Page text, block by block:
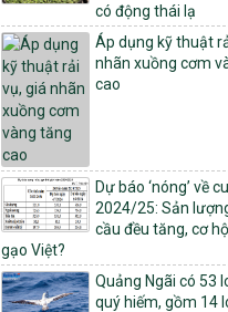
Thông tư Số 23/2026/TT-
Thông tư Hướng dẫn thực
nội dung Chương trình mục
xây dựng nông thôn mới,
bền vững và phát triển kinh
vùng đồng bào dân tộc thiểu
núi giai đoạn 2026-2030
quản lý nhà nước của Bộ
Môi trường
Quyết định số: 26/2026/
Quyết định ban hành Bộ tiêu
trình đánh giá, phân hạng sản
xã một sản phẩm
có động thái lạ
Áp dụng kỹ thuật
nhãn xuồng cơm
cao
Dự báo ‘nóng’ về
2024/25: Sản
cầu đều tăng, cơ
gạo Việt?
Quảng Ngãi có 53
quý hiếm, gồm 14